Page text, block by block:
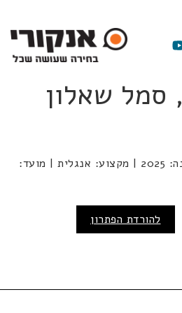
אנגלית, B, סמל שאלון
מספר שאלון: 016384 | שנה: 2025 | מקצוע: אנגלית | מועד:
להורדת הפתרון